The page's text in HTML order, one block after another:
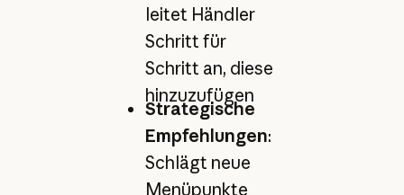
leitet Händler
Schritt für
Schritt an, diese
hinzuzufügen
Strategische
Empfehlungen:
Schlägt neue
Menüpunkte